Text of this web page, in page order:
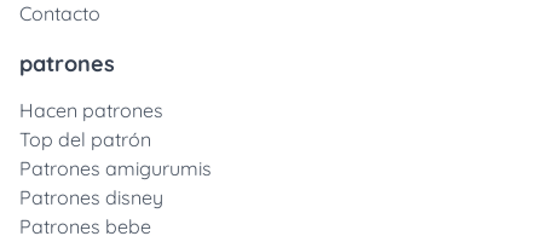
Contacto
patrones
Hacen patrones
Top del patrón
Patrones amigurumis
Patrones disney
Patrones bebe